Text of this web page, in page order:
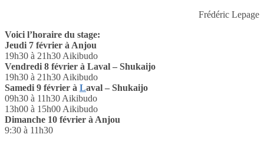
Frédéric Lepage
Voici l’horaire du stage:
Jeudi 7 février à Anjou
19h30 à 21h30 Aikibudo
Vendredi 8 février à Laval – Shukaijo
19h30 à 21h30 Aikibudo
Samedi 9 février à Laval – Shukaijo
09h30 à 11h30 Aikibudo
13h00 à 15h00 Aikibudo
Dimanche 10 février à Anjou
9:30 à 11h30